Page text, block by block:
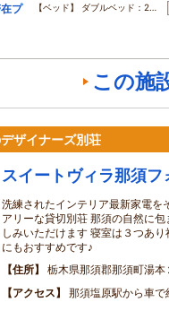
プ
【ベッド】 ダブルベッド：2…
この施
ザイナーズ別荘
スイートヴィラ那須フ
洗練されたインテリア最新家電を
アリーな貸切別荘 那須の自然に
しみいただけます 寝室は３つあ
にもおすすめです♪
住所
栃木県那須郡那須町湯
アクセス
那須塩原駅から車